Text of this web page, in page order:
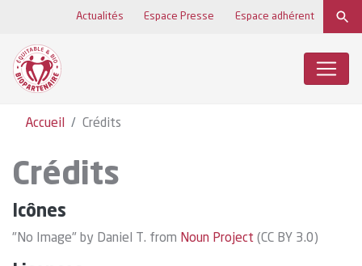
Actualités Espace Presse Espace adhérent
Accueil Crédits
Crédits
Icônes
"No Image" by Daniel T. from Noun Project (CC BY 3.0)